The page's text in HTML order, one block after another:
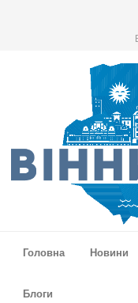
Головна
Новини
Блоги